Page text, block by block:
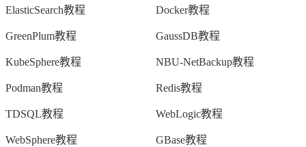
ElasticSearch教程 Docker教程
GreenPlum教程 GaussDB教程
KubeSphere教程 NBU-NetBackup教程
Podman教程 Redis教程
TDSQL教程 WebLogic教程
WebSphere教程 GBase教程